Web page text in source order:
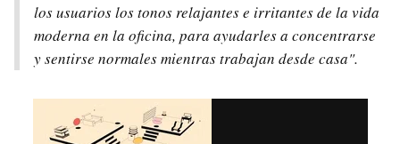
los usuarios los tonos relajantes e irritantes de la vida
moderna en la oficina, para ayudarles a concentrarse
y sentirse normales mientras trabajan desde casa".